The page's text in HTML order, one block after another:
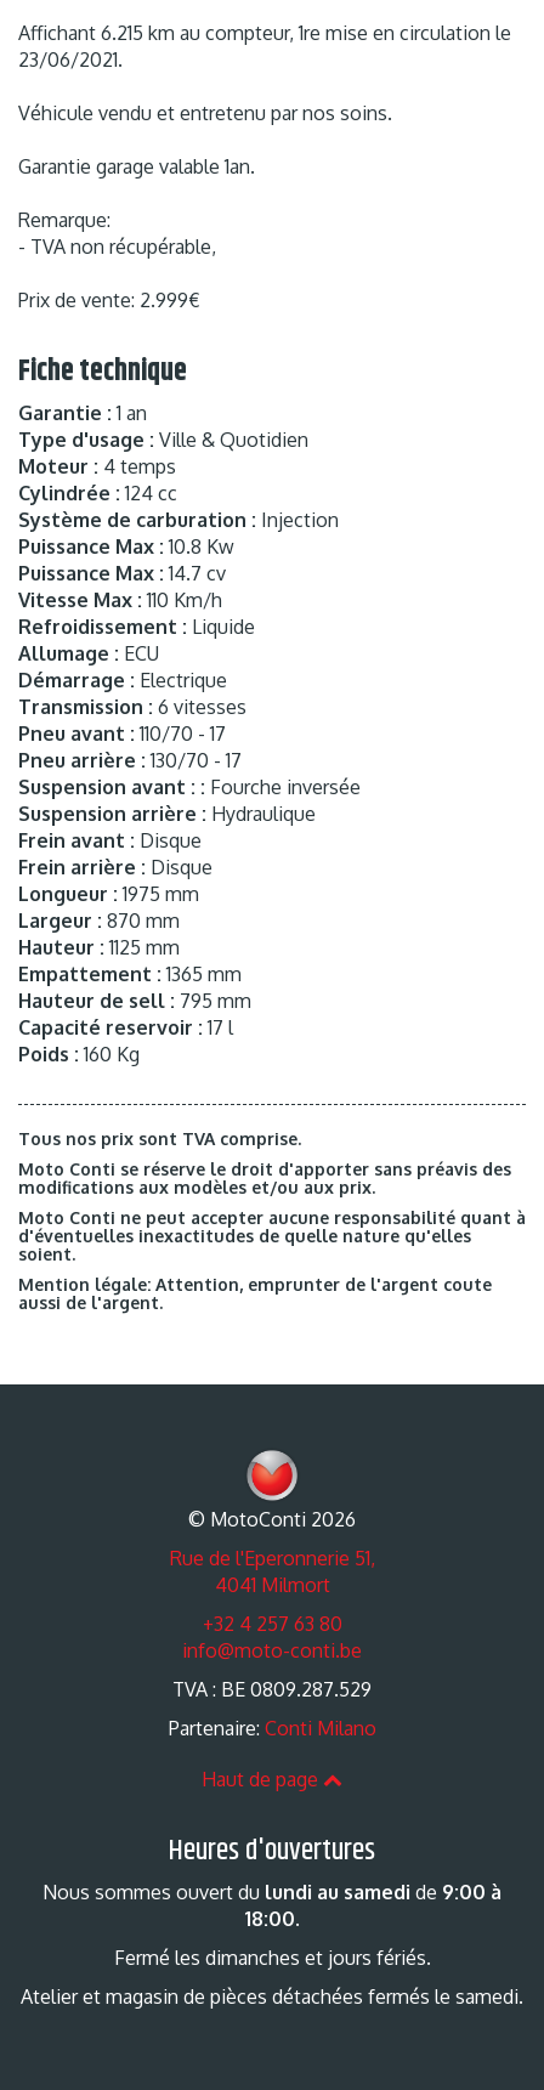
Affichant 6.215 km au compteur, 1re mise en circulation le
23/06/2021.
Véhicule vendu et entretenu par nos soins.
Garantie garage valable 1an.
Remarque:
- TVA non récupérable,
Prix de vente: 2.999€
Fiche technique
Garantie : 1 an
Type d'usage : Ville & Quotidien
Moteur : 4 temps
Cylindrée : 124 cc
Système de carburation : Injection
Puissance Max : 10.8 Kw
Puissance Max : 14.7 cv
Vitesse Max : 110 Km/h
Refroidissement : Liquide
Allumage : ECU
Démarrage : Electrique
Transmission : 6 vitesses
Pneu avant : 110/70 - 17
Pneu arrière : 130/70 - 17
Suspension avant : : Fourche inversée
Suspension arrière : Hydraulique
Frein avant : Disque
Frein arrière : Disque
Longueur : 1975 mm
Largeur : 870 mm
Hauteur : 1125 mm
Empattement : 1365 mm
Hauteur de sell : 795 mm
Capacité reservoir : 17 l
Poids : 160 Kg
Tous nos prix sont TVA comprise.
Moto Conti se réserve le droit d'apporter sans préavis des
modifications aux modèles et/ou aux prix.
Moto Conti ne peut accepter aucune responsabilité quant à
d'éventuelles inexactitudes de quelle nature qu'elles
soient.
Mention légale: Attention, emprunter de l'argent coute
aussi de l'argent.
© MotoConti 2026
Rue de l'Eperonnerie 51,
4041 Milmort
+32 4 257 63 80
info@moto-conti.be
TVA : BE 0809.287.529
Partenaire: Conti Milano
Haut de page
Heures d'ouvertures
Nous sommes ouvert du lundi au samedi de 9:00 à
18:00.
Fermé les dimanches et jours fériés.
Atelier et magasin de pièces détachées fermés le samedi.